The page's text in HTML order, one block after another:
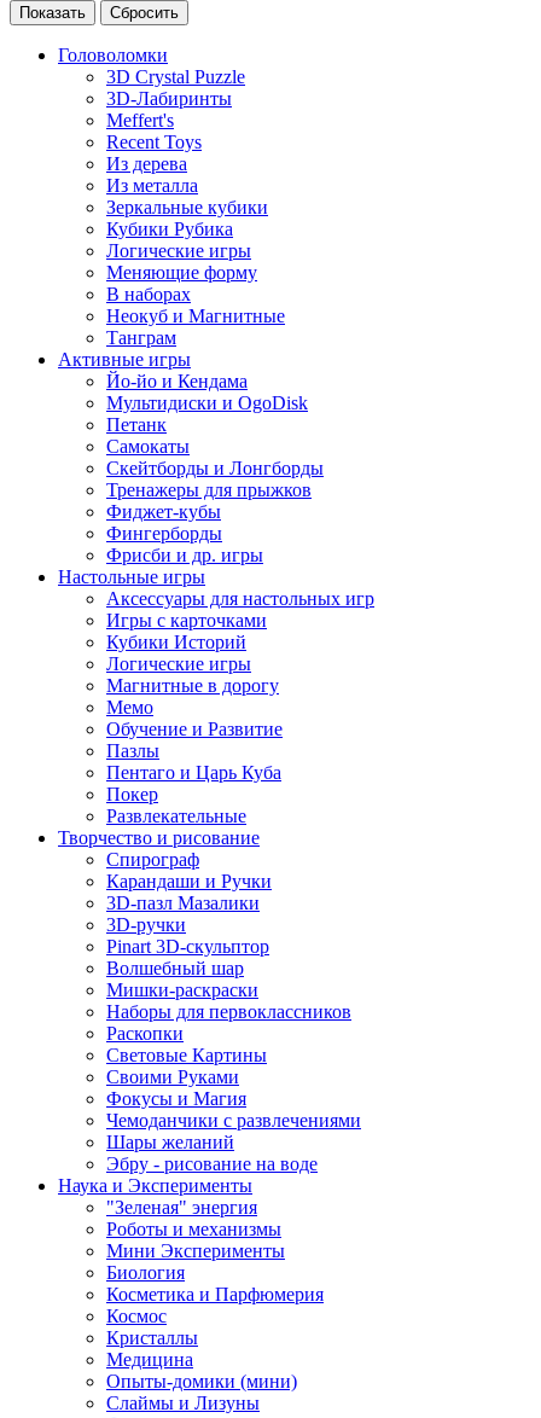
Головоломки
3D Crystal Puzzle
3D-Лабиринты
Meffert's
Recent Toys
Из дерева
Из металла
Зеркальные кубики
Кубики Рубика
Логические игры
Меняющие форму
В наборах
Неокуб и Магнитные
Танграм
Активные игры
Йо-йо и Кендама
Мультидиски и OgoDisk
Петанк
Самокаты
Скейтборды и Лонгборды
Тренажеры для прыжков
Фиджет-кубы
Фингерборды
Фрисби и др. игры
Настольные игры
Аксессуары для настольных игр
Игры с карточками
Кубики Историй
Логические игры
Магнитные в дорогу
Мемо
Обучение и Развитие
Пазлы
Пентаго и Царь Куба
Покер
Развлекательные
Творчество и рисование
Спирограф
Карандаши и Ручки
3D-пазл Мазалики
3D-ручки
Pinart 3D-скульптор
Волшебный шар
Мишки-раскраски
Наборы для первоклассников
Раскопки
Световые Картины
Своими Руками
Фокусы и Магия
Чемоданчики с развлечениями
Шары желаний
Эбру - рисование на воде
Наука и Эксперименты
"Зеленая" энергия
Роботы и механизмы
Мини Эксперименты
Биология
Косметика и Парфюмерия
Космос
Кристаллы
Медицина
Опыты-домики (мини)
Слаймы и Лизуны